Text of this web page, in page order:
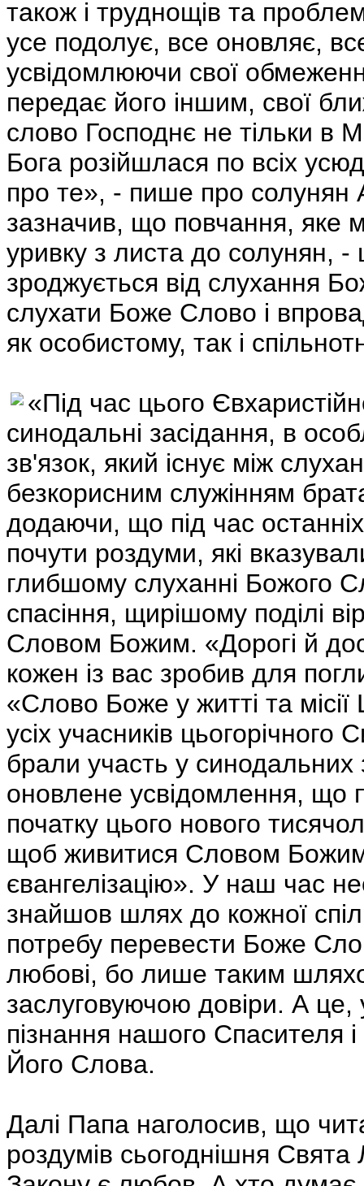
також і труднощів та
усе подолує, все оновляє,
усвідомлюючи свої
передає його іншим, свої
слово Господнє не тільки в
Бога розійшлася по всіх
про те», - пише про солунян
зазначив, що повчання, яке
уривку з листа до солунян,
зроджується від слухання
слухати Боже Слово і
як особистому, так і
«Під час цього
синодальні засідання, в
зв'язок, який існує між
безкорисним служінням
додаючи, що під час
почути роздуми, які
глибшому слуханні Божого
спасіння, щирішому поділі
Словом Божим. «Дорогі й
кожен із вас зробив для
«Слово Боже у житті та
усіх учасників
брали участь у
оновлене усвідомлення, що
початку цього нового
щоб живитися Словом
євангелізацію». У наш час
знайшов шлях до кожної
потребу перевести Боже
любові, бо лише таким
заслуговуючою довіри. А
пізнання нашого Спасителя і
Його Слова.
Далі Папа наголосив, що
роздумів сьогоднішня